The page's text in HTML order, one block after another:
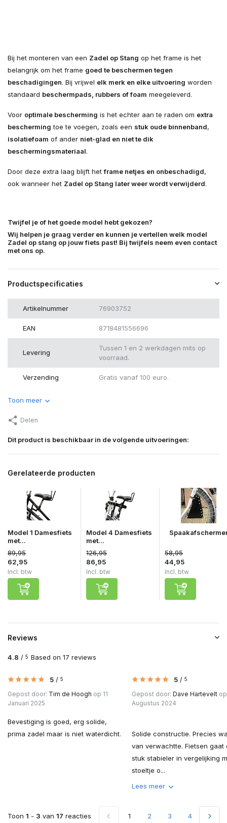
Bij het monteren van een Zadel op Stang op het frame is het
belangrijk om het frame goed te beschermen tegen
beschadigingen. Bij vrijwel elk merk en elke uitvoering worden
standaard beschermpads, rubbers of foam meegeleverd.
Voor optimale bescherming is het echter aan te raden om extra
bescherming toe te voegen, zoals een stuk oude binnenband,
isolatiefoam of ander niet-glad en niet te dik
beschermingsmateriaal.
Door deze extra laag blijft hetframe netjes en onbeschadigd,
ook wanneer het Zadel op Stang later weer wordt verwijderd.
Twijfel je of het goede model hebt gekozen?
Wij helpen je graag verder en kunnen je vertellen welk model
Zadel op stang op jouw fiets past! Bij twijfels neem even contact
met ons op.
Productspecificaties
Artikelnummer 76903752
EAN 8718481556696
Levering
Tussen 1 en 2 werkdagen mits op
voorraad.
Verzending Gratis vanaf 100 euro.
Toon meer
Delen
Dit product is beschikbaar in de volgende uitvoeringen:
Gerelateerde producten
Model 1 Damesfiets
met...
89,95
62,95
Incl. btw
Model 4 Damesfiets
met...
126,95
86,95
Incl. btw
58,95
44,95
Incl. btw
Reviews
4.8 / 5 Based on 17 reviews
5 / 5
Gepost door: Tim de Hoogh op 11
Januari 2025
Bevestiging is goed, erg solide,
prima zadel maar is niet waterdicht.
5 / 5
Gepost door: Dave Hartevelt
Augustus 2024
Solide constructie. Precies
van verwachtte. Fietsen gaat
stuk stabieler in vergelijking
stoeltje o...
Lees meer
Toon 1 - 3 van 17 reacties 1 2 3 4 5